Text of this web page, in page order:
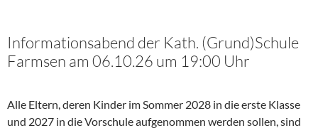
Informationsabend der Kath. (Grund)Schule
Farmsen am 06.10.26 um 19:00 Uhr
Alle Eltern, deren Kinder im Sommer 2028 in die erste Klasse
und 2027 in die Vorschule aufgenommen werden sollen, sind